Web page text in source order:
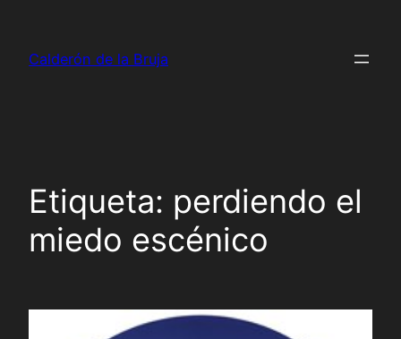
contenido
Calderón de la Bruja
Etiqueta: perdiendo el
miedo escénico